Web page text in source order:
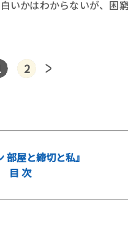
いかはわからないが、困
2
部屋と締切と私』
目 次